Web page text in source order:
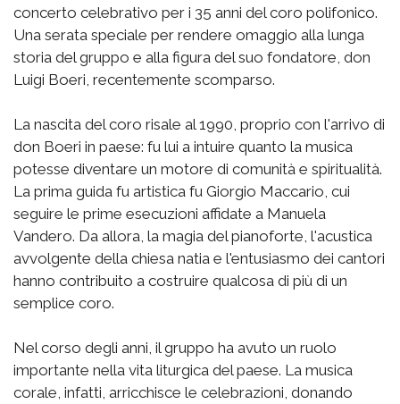
concerto celebrativo per i 35 anni del coro polifonico.
Una serata speciale per rendere omaggio alla lunga
storia del gruppo e alla figura del suo fondatore, don
Luigi Boeri, recentemente scomparso.
La nascita del coro risale al 1990, proprio con l'arrivo di
don Boeri in paese: fu lui a intuire quanto la musica
potesse diventare un motore di comunità e spiritualità.
La prima guida fu artistica fu Giorgio Maccario, cui
seguire le prime esecuzioni affidate a Manuela
Vandero. Da allora, la magia del pianoforte, l'acustica
avvolgente della chiesa natia e l'entusiasmo dei cantori
hanno contribuito a costruire qualcosa di più di un
semplice coro.
Nel corso degli anni, il gruppo ha avuto un ruolo
importante nella vita liturgica del paese. La musica
corale, infatti, arricchisce le celebrazioni, donando